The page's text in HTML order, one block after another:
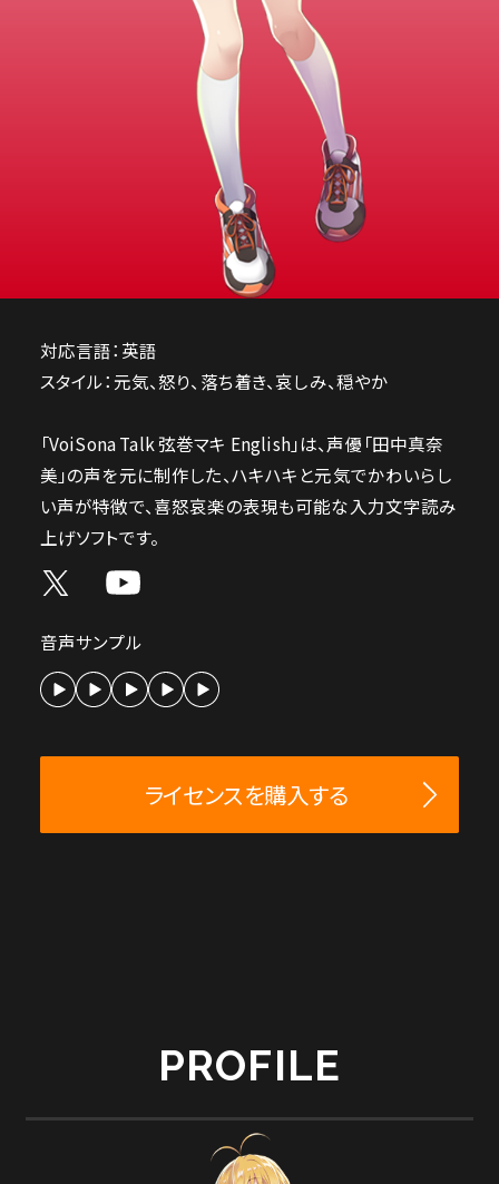
対応言語：英語
スタイル：元気、怒り、落ち着き、哀しみ、穏やか
「VoiSona Talk 弦巻マキ English」は、声優「田中真奈
美」の声を元に制作した、ハキハキと元気でかわいらし
い声が特徴で、喜怒哀楽の表現も可能な入力文字読み
上げソフトです。
音声サンプル
ライセンスを購入する
PROFILE